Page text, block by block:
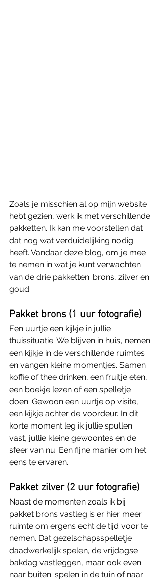
Zoals je misschien al op mijn website
hebt gezien, werk ik met verschillende
pakketten. Ik kan me voorstellen dat
dat nog wat verduidelijking nodig
heeft. Vandaar deze blog, om je mee
te nemen in wat je kunt verwachten
van de drie pakketten: brons, zilver en
goud.
Pakket brons (1 uur fotografie)
Een uurtje een kijkje in jullie
thuissituatie. We blijven in huis, nemen
een kijkje in de verschillende ruimtes
en vangen kleine momentjes. Samen
koffie of thee drinken, een fruitje eten,
een boekje lezen of een spelletje
doen. Gewoon een uurtje op visite,
een kijkje achter de voordeur. In dit
korte moment leg ik jullie spullen
vast, jullie kleine gewoontes en de
sfeer van nu. Een fijne manier om het
eens te ervaren.
Pakket zilver (2 uur fotografie)
Naast de momenten zoals ik bij
pakket brons vastleg is er hier meer
ruimte om ergens echt de tijd voor te
nemen. Dat gezelschapsspelletje
daadwerkelijk spelen, de vrijdagse
bakdag vastleggen, maar ook even
naar buiten: spelen in de tuin of naar